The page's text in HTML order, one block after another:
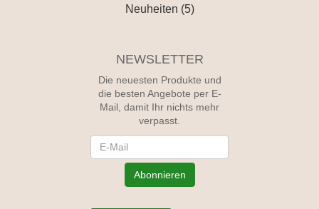
Neuheiten (5)
NEWSLETTER
Die neuesten Produkte und
die besten Angebote per E-
Mail, damit Ihr nichts mehr
verpasst.
Abonnieren